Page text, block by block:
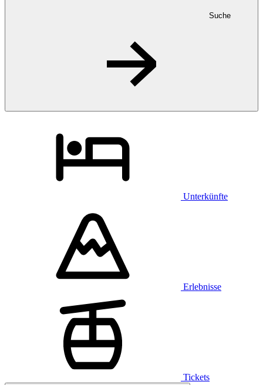
Suche
Unterkünfte
Erlebnisse
Tickets